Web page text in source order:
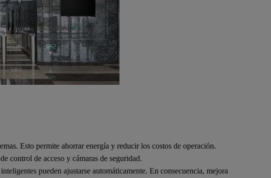
Esto permite ahorrar energía y reducir los costos de operación.
control de acceso y cámaras de seguridad.
pueden ajustarse automáticamente. En consecuencia, mejora